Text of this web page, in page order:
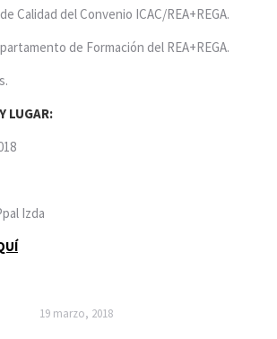
Calidad del Convenio ICAC/REA+REGA.
de Formación del REA+REGA.
LUGAR:
Izda
19 marzo, 2018